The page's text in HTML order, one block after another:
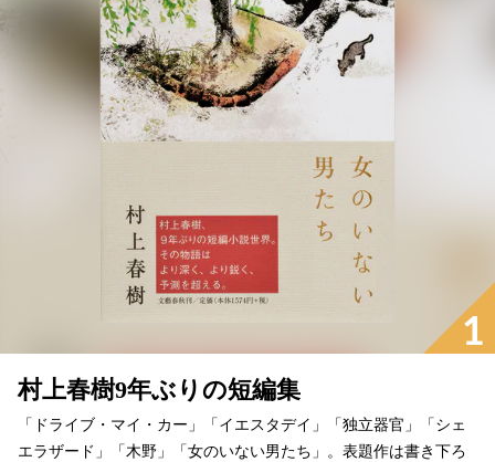
1
村上春樹9年ぶりの短編集
「ドライブ・マイ・カー」「イエスタデイ」「独立器官」「シェ
エラザード」「木野」「女のいない男たち」。表題作は書き下ろ